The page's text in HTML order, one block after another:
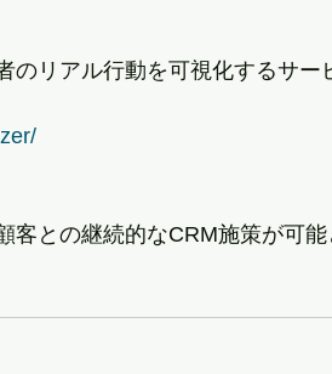
のリアル行動を可視化するサー
客との継続的なCRM施策が可